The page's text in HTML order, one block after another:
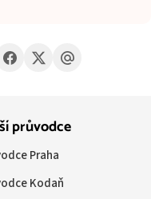
průvodce
Praha
Kodaň